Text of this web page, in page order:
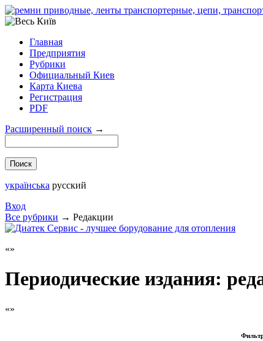
Главная
Предприятия
Рубрики
Официальный Киев
Карта Киева
Регистрация
PDF
Расширенный поиск →
українська русский
Вход
Все рубрики → Редакции
Периодические издания: